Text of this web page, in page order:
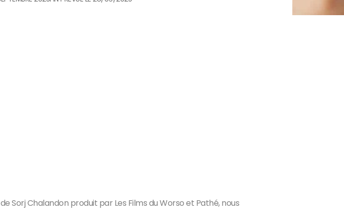
Sorj Chalandon produit par Les Films du Worso et Pathé, nous